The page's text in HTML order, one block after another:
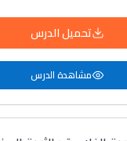
تحميل الدرس
مشاهدة الدرس